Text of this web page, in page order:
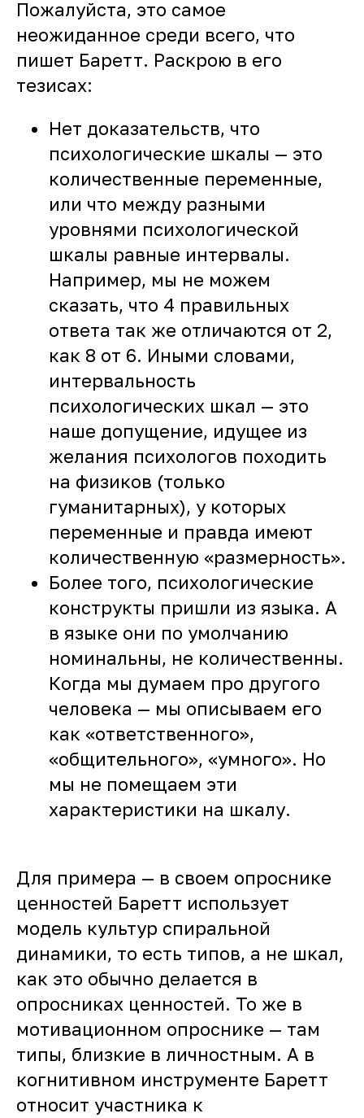
Пожалуйста, это самое
неожиданное среди всего, что
пишет Баретт. Раскрою в его
тезисах:
Нет доказательств, что
психологические шкалы — это
количественные переменные,
или что между разными
уровнями психологической
шкалы равные интервалы.
Например, мы не можем
сказать, что 4 правильных
ответа так же отличаются от 2,
как 8 от 6. Иными словами,
интервальность
психологических шкал — это
наше допущение, идущее из
желания психологов походить
на физиков (только
гуманитарных), у которых
переменные и правда имеют
количественную «размерность».
Более того, психологические
конструкты пришли из языка. А
в языке они по умолчанию
номинальны, не количественны.
Когда мы думаем про другого
человека — мы описываем его
как «ответственного»,
«общительного», «умного». Но
мы не помещаем эти
характеристики на шкалу.
Для примера — в своем опроснике
ценностей Баретт использует
модель культур спиральной
динамики, то есть типов, а не шкал,
как это обычно делается в
опросниках ценностей. То же в
мотивационном опроснике — там
типы, близкие в личностным. А в
когнитивном инструменте Баретт
относит участника к